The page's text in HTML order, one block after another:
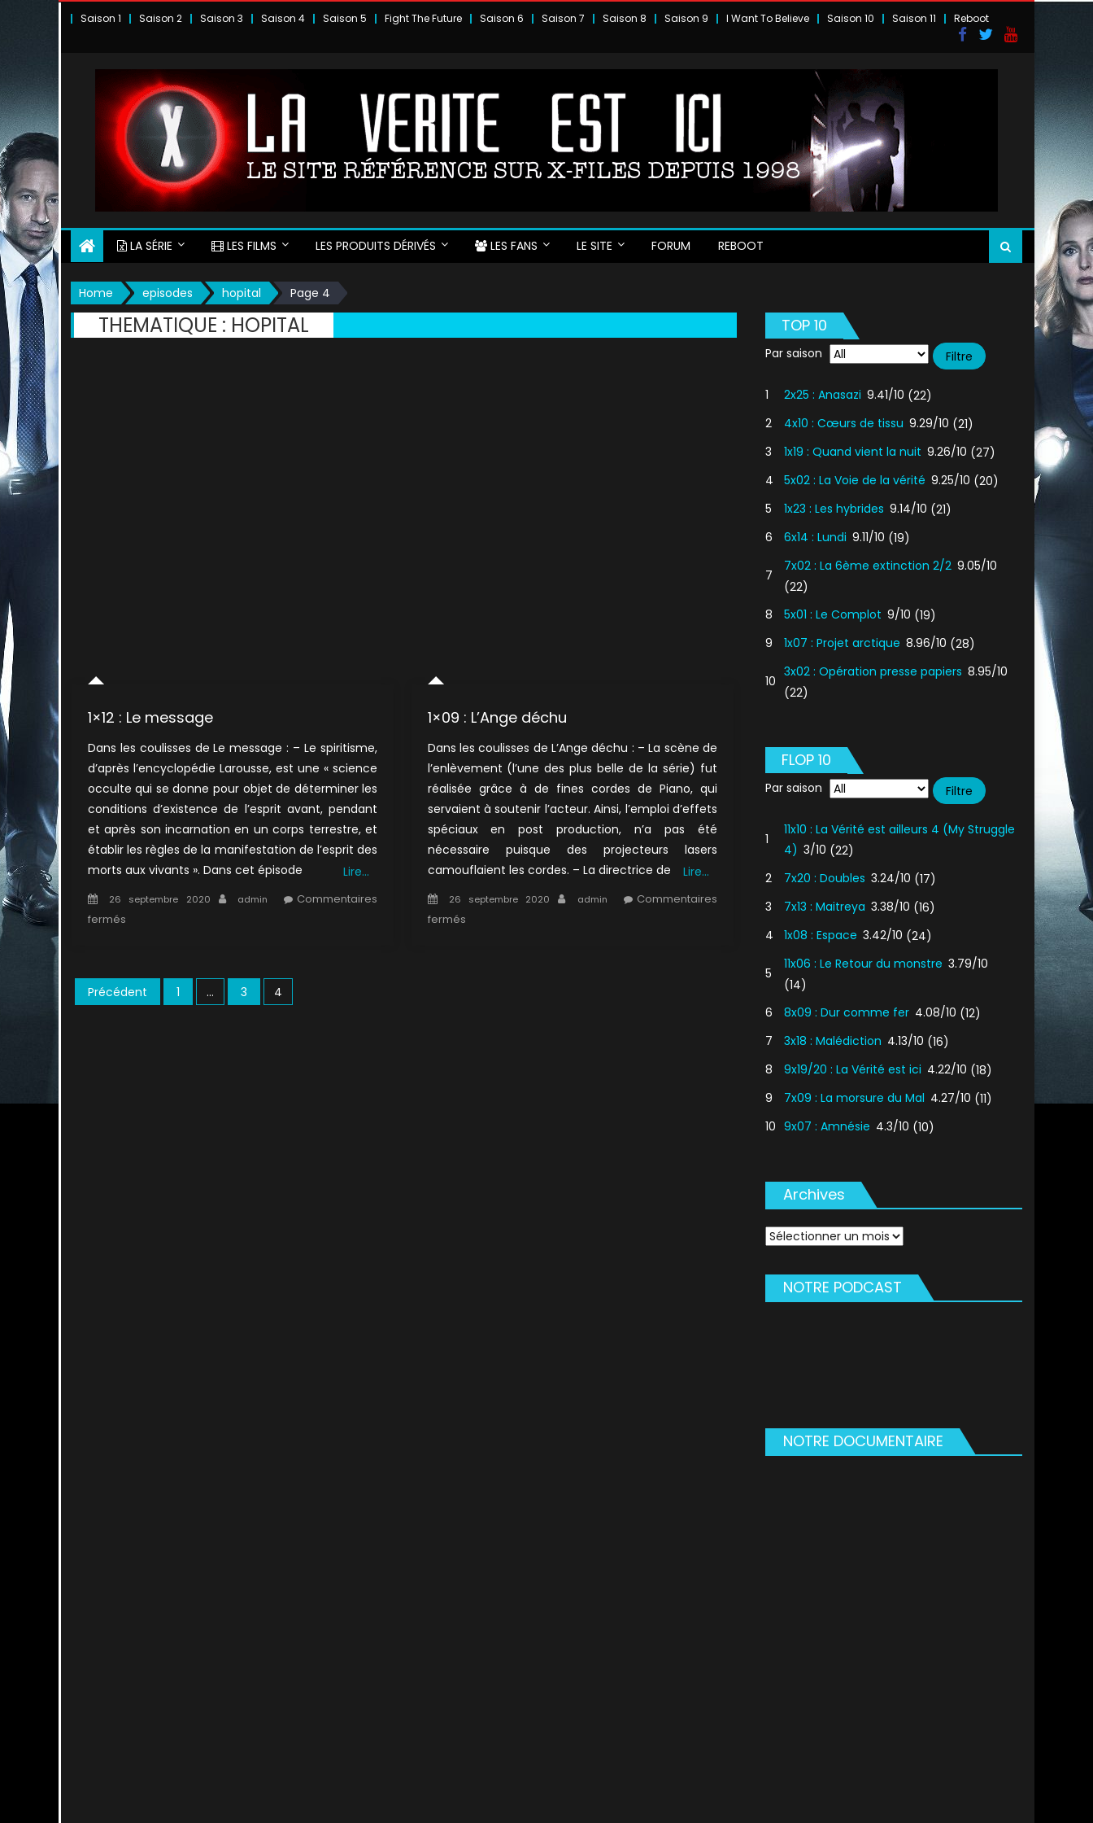
Saison 1 Saison 2 Saison 3 Saison 4 Saison 5 Fight The Future Saison 6 Saison 7 Saison 8 Saison 9 I Want To Believe Saison 10 Saison 11 Reboot
LA SÉRIE LES FILMS LES PRODUITS DÉRIVÉS LES FANS LE SITE FORUM REBOOT
Home episodes hopital Page 4
THEMATIQUE : HOPITAL
1×12 : Le message
Dans les coulisses de Le message : – Le spiritisme,
d’après l’encyclopédie Larousse, est une « science
occulte qui se donne pour objet de déterminer les
conditions d’existence de l’esprit avant, pendant
et après son incarnation en un corps terrestre, et
établir les règles de la manifestation de l’esprit des
morts aux vivants ». Dans cet épisode
Lire…
Posted
on
26 septembre 2020 Author
admin
Commentaires
ferméssur
message
1×09 : L’Ange déchu
Dans les coulisses de L’Ange déchu : – La scène de
l’enlèvement (l’une des plus belle de la série) fut
réalisée grâce à de fines cordes de Piano, qui
servaient à soutenir l’acteur. Ainsi, l’emploi d’effets
spéciaux en post production, n’a pas été
nécessaire puisque des projecteurs lasers
camouflaient les cordes. – La directrice de
Lire…
Posted
on
26 septembre 2020 Author
admin
Commentaires
ferméssur
Pagination
Précédent 1 … 3 4
TOP 10
Par saison
1 2x25 : Anasazi 9.41/10 (22)
2
4x10 : Cœurs de tissu 9.29/10 (21)
3
1x19 : Quand vient la nuit 9.26/10 (27)
4
5x02 : La Voie de la vérité 9.25/10 (20)
5
1x23 : Les hybrides 9.14/10 (21)
6
6x14 : Lundi 9.11/10 (19)
7
7x02 : La 6ème extinction 2/2 9.05/10
(22)
8
5x01 : Le Complot 9/10 (19)
9
1x07 : Projet arctique 8.96/10 (28)
10
3x02 : Opération presse papiers 8.95/10
(22)
FLOP 10
Par saison
1
11x10 : La Vérité est ailleurs 4 (My Struggle
4) 3/10 (22)
2
7x20 : Doubles 3.24/10 (17)
3
7x13 : Maitreya 3.38/10 (16)
4
1x08 : Espace 3.42/10 (24)
5
11x06 : Le Retour du monstre 3.79/10
(14)
6
8x09 : Dur comme fer 4.08/10 (12)
7
3x18 : Malédiction 4.13/10 (16)
8
9x19/20 : La Vérité est ici 4.22/10 (18)
9
7x09 : La morsure du Mal 4.27/10 (11)
10 9x07 : Amnésie 4.3/10 (10)
Archives
Archives
NOTRE PODCAST
NOTRE DOCUMENTAIRE